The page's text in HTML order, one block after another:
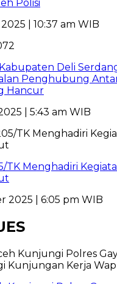
Polisi
| 10:37 am WIB
Deli
Penghubung
Hancur
| 5:43 am WIB
TK Menghadiri
2025 | 6:05 pm WIB